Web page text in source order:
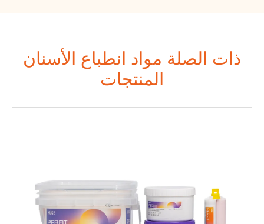
ذات الصلة مواد انطباع الأسنان
المنتجات